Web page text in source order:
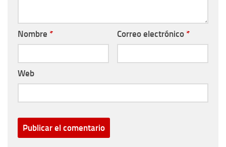
Nombre * Correo electrónico *
Web